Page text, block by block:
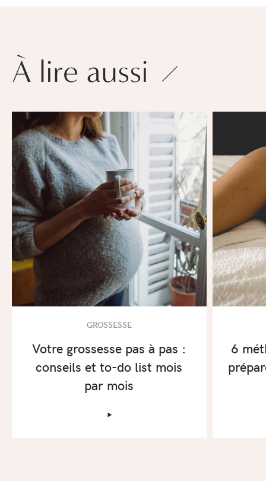
À lire aussi
GROSSESSE
Votre grossesse pas à pas :
conseils et to-do list mois
par mois
‣
6